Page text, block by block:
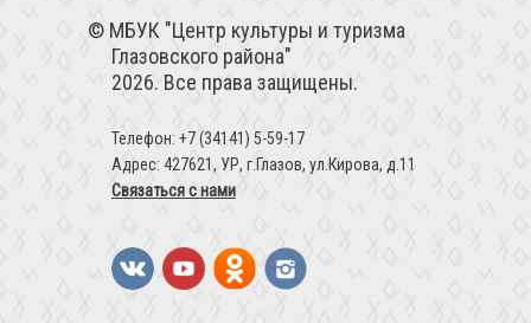
МБУК "Центр культуры и туризма
Глазовского района"
2026. Все права защищены.
Телефон: +7 (34141) 5-59-17
Адрес: 427621, УР, г.Глазов, ул.Кирова, д.11
Связаться с нами